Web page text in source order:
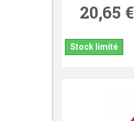
20,65 €
Stock limité